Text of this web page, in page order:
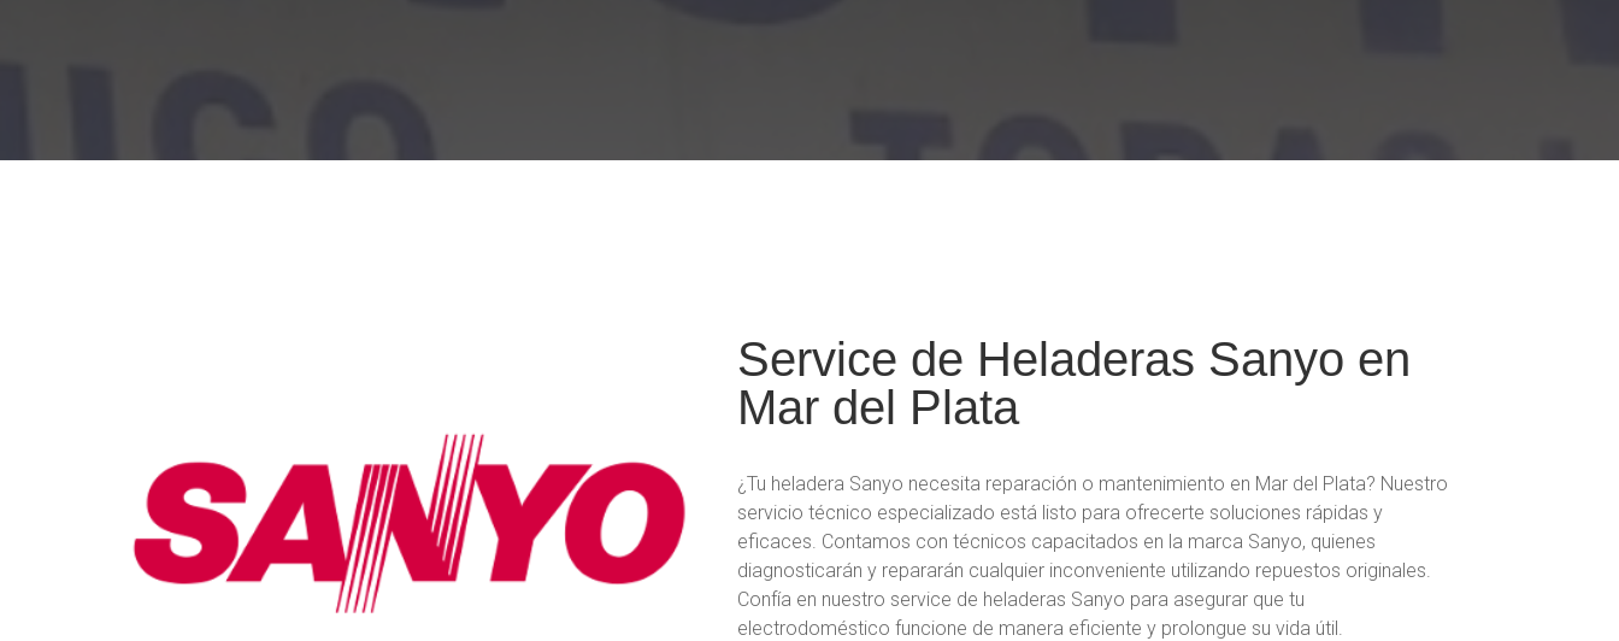
Service de Heladeras Sanyo en
Mar del Plata
¿Tu heladera Sanyo necesita reparación o mantenimiento en Mar del Plata? Nuestro
servicio técnico especializado está listo para ofrecerte soluciones rápidas y
eficaces. Contamos con técnicos capacitados en la marca Sanyo, quienes
diagnosticarán y repararán cualquier inconveniente utilizando repuestos originales.
Confía en nuestro service de heladeras Sanyo para asegurar que tu
electrodoméstico funcione de manera eficiente y prolongue su vida útil.